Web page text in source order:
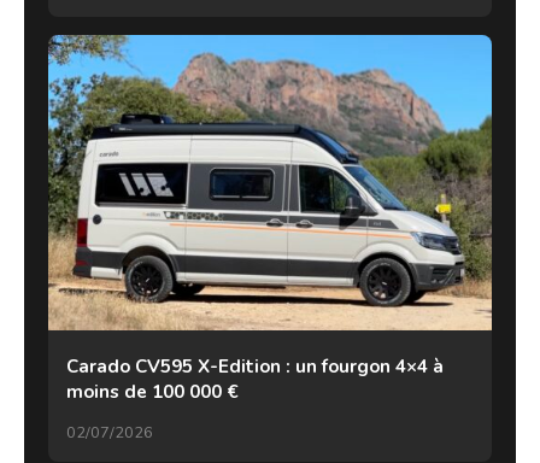
Carado CV595 X-Edition : un fourgon 4×4 à
moins de 100 000 €
02/07/2026